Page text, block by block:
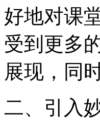
好地对课
受到更多
展现，同
二、引入